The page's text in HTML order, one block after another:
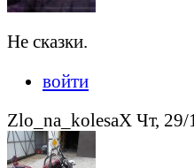
Не сказки.
войти
Zlo_na_kolesaX Чт,